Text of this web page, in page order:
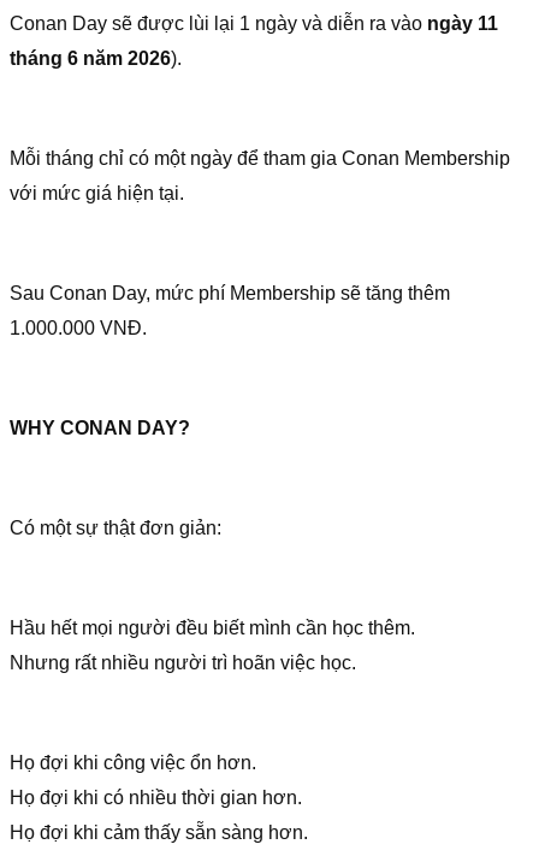
Conan Day sẽ được lùi lại 1 ngày và diễn ra vào ngày 11
tháng 6 năm 2026).
Mỗi tháng chỉ có một ngày để tham gia Conan Membership
với mức giá hiện tại.
Sau Conan Day, mức phí Membership sẽ tăng thêm
1.000.000 VNĐ.
WHY CONAN DAY?
Có một sự thật đơn giản:
Hầu hết mọi người đều biết mình cần học thêm.
Nhưng rất nhiều người trì hoãn việc học.
Họ đợi khi công việc ổn hơn.
Họ đợi khi có nhiều thời gian hơn.
Họ đợi khi cảm thấy sẵn sàng hơn.